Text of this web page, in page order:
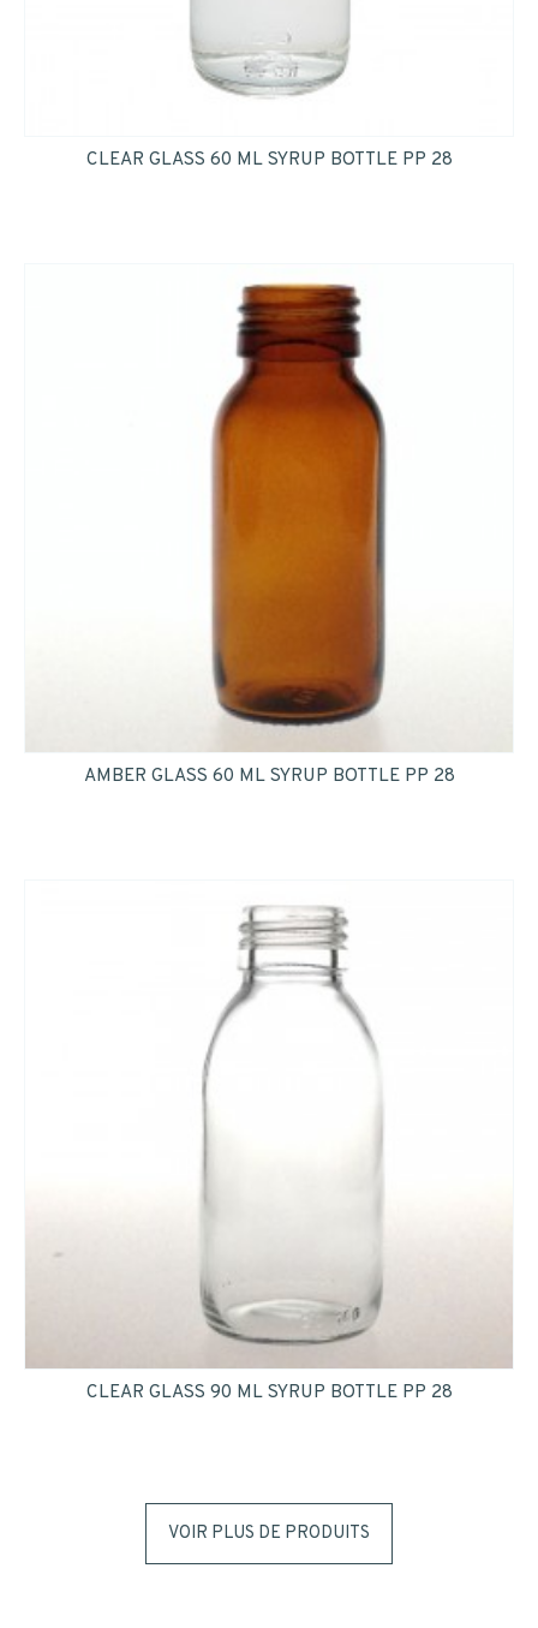
CLEAR GLASS 60 ML SYRUP BOTTLE PP 28
AMBER GLASS 60 ML SYRUP BOTTLE PP 28
CLEAR GLASS 90 ML SYRUP BOTTLE PP 28
VOIR PLUS DE PRODUITS